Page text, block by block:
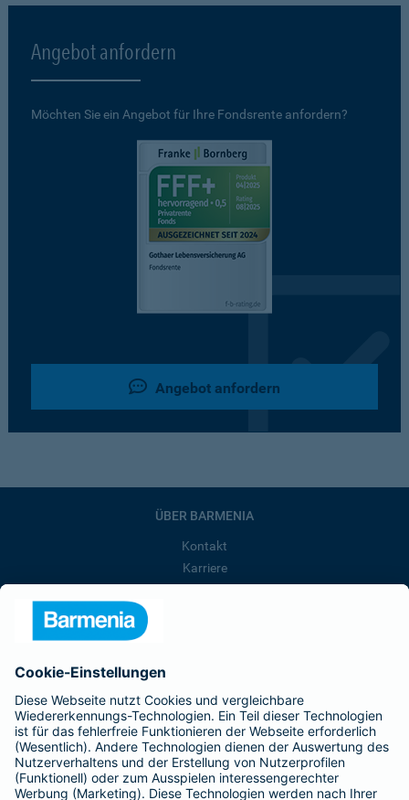
Angebot anfordern
Möchten Sie ein Angebot für Ihre Fondsrente anfordern?
Angebot anfordern
ÜBER BARMENIA
Kontakt
Karriere
Barmenia ist Teil der BarmeniaGothaer
BELIEBTE SEITEN
Kranken-Zusatzversicherung
Tierversicherungen
Haftpflichtversicherung